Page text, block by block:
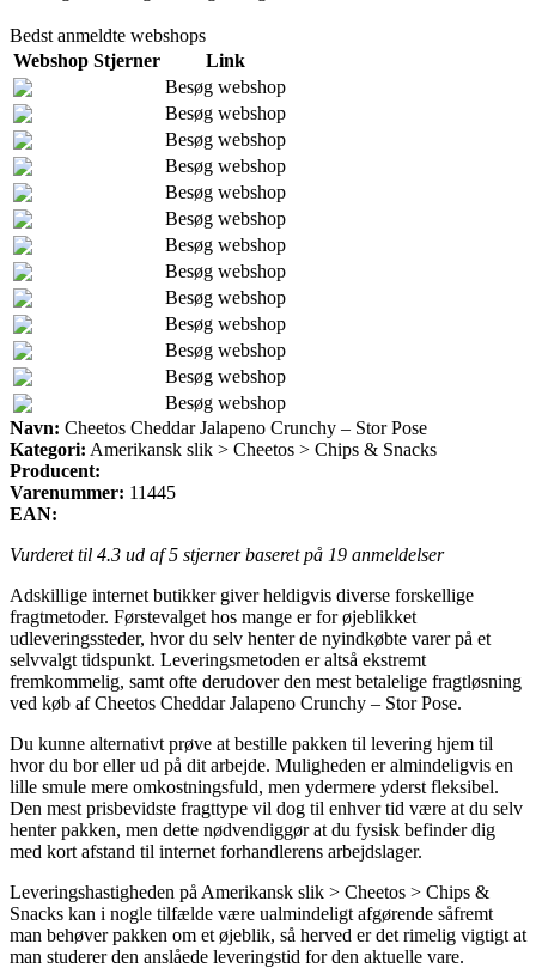
Bedst anmeldte webshops
Webshop Stjerner
Link
Besøg webshop
Besøg webshop
Besøg webshop
Besøg webshop
Besøg webshop
Besøg webshop
Besøg webshop
Besøg webshop
Besøg webshop
Besøg webshop
Besøg webshop
Besøg webshop
Besøg webshop
Navn: Cheetos Cheddar Jalapeno Crunchy – Stor Pose
Kategori: Amerikansk slik > Cheetos > Chips & Snacks
Producent:
Varenummer: 11445
EAN:
Vurderet til 4.3 ud af 5 stjerner baseret på 19 anmeldelser
Adskillige internet butikker giver heldigvis diverse forskellige
fragtmetoder. Førstevalget hos mange er for øjeblikket
udleveringssteder, hvor du selv henter de nyindkøbte varer på et
selvvalgt tidspunkt. Leveringsmetoden er altså ekstremt
fremkommelig, samt ofte derudover den mest betalelige fragtløsning
ved køb af Cheetos Cheddar Jalapeno Crunchy – Stor Pose.
Du kunne alternativt prøve at bestille pakken til levering hjem til
hvor du bor eller ud på dit arbejde. Muligheden er almindeligvis en
lille smule mere omkostningsfuld, men ydermere yderst fleksibel.
Den mest prisbevidste fragttype vil dog til enhver tid være at du selv
henter pakken, men dette nødvendiggør at du fysisk befinder dig
med kort afstand til internet forhandlerens arbejdslager.
Leveringshastigheden på Amerikansk slik > Cheetos > Chips &
Snacks kan i nogle tilfælde være ualmindeligt afgørende såfremt
man behøver pakken om et øjeblik, så herved er det rimelig vigtigt at
man studerer den anslåede leveringstid for den aktuelle vare.